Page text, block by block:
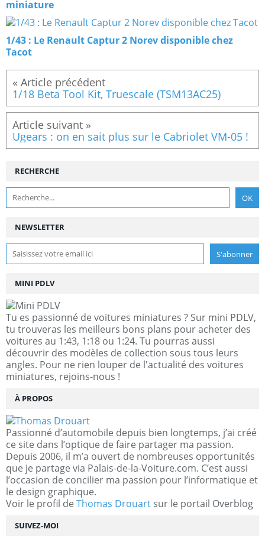
miniature
1/43 : Le Renault Captur 2 Norev disponible chez
Tacot
1/18 Beta Tool Kit, Truescale (TSM13AC25)
Ugears : on en sait plus sur le Cabriolet VM-05 !
NEWSLETTER
SUIVEZ-MOI
RECHERCHE
MINI PDLV
Tu es passionné de voitures miniatures ? Sur mini PDLV,
tu trouveras les meilleurs bons plans pour acheter des
voitures au 1:43, 1:18 ou 1:24. Tu pourras aussi
découvrir des modèles de collection sous tous leurs
angles. Pour ne rien louper de l'actualité des voitures
miniatures, rejoins-nous !
À PROPOS
Passionné d’automobile depuis bien longtemps, j’ai créé
ce site dans l’optique de faire partager ma passion.
Depuis 2006, il m’a ouvert de nombreuses opportunités
que je partage via Palais-de-la-Voiture.com. C’est aussi
l’occasion de concilier ma passion pour l’informatique et
le design graphique.
Voir le profil de Thomas Drouart sur le portail Overblog